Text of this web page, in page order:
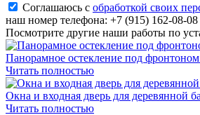
Соглашаюсь с обработкой своих
наш номер телефона: +7 (915) 162-08-08
Посмотрите другие наши работы по
Панорамное остекление под
Читать полностью
Окна и входная дверь для деревянной
Читать полностью